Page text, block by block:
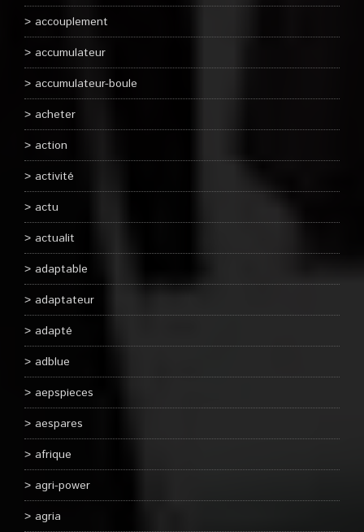
accouplement
accumulateur
accumulateur-boule
acheter
action
activité
actu
actualit
adaptable
adaptateur
adapté
adblue
aepspieces
aespares
afrique
agri-power
agria